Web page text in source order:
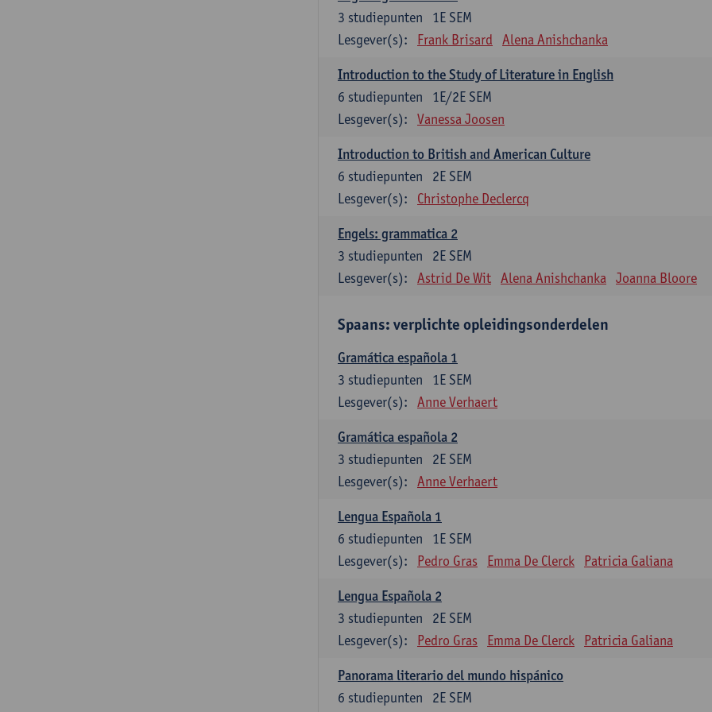
1E SEM
3 studiepunten
Lesgever(s):
Frank Brisard Alena Anishchanka
Introduction to the Study of Literature in English
1E/2E SEM
6 studiepunten
Lesgever(s):
Vanessa Joosen
Introduction to British and American Culture
2E SEM
6 studiepunten
Lesgever(s):
Christophe Declercq
Engels: grammatica 2
2E SEM
3 studiepunten
Lesgever(s):
Astrid De Wit Alena Anishchanka Joanna Bloore
Spaans: verplichte opleidingsonderdelen
Gramática española 1
1E SEM
3 studiepunten
Lesgever(s):
Anne Verhaert
Gramática española 2
2E SEM
3 studiepunten
Lesgever(s):
Anne Verhaert
Lengua Española 1
1E SEM
6 studiepunten
Lesgever(s):
Pedro Gras Emma De Clerck Patricia Galiana
Lengua Española 2
2E SEM
3 studiepunten
Lesgever(s):
Pedro Gras Emma De Clerck Patricia Galiana
Panorama literario del mundo hispánico
2E SEM
6 studiepunten